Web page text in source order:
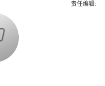
责任编辑: